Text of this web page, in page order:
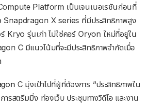
Platform เป็นเจนเนอเรชันก่อนที่
Snapdragon X series ที่มีประสิทธิภาพสูง
Kryo รุ่นเก่า ไม่ใช่คอร์ Oryon ใหม่ที่อยู่ใน
C มีแนวโน้มที่จะมีประสิทธิภาพจำกัดเมื่อ
C มุ่งเป้าไปที่ผู้ที่ต้องการ “ประสิทธิภาพใน
ารสตรีมมิ่ง ท่องเว็บ ประชุมทางวิดีโอ และงาน